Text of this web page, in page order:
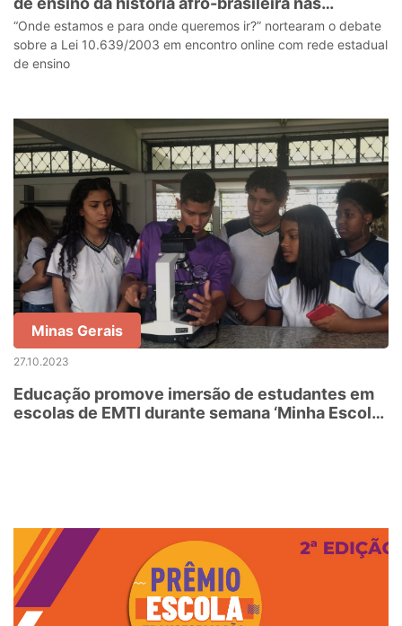
escolas
“Onde estamos e para onde queremos ir?” nortearam o debate
sobre a Lei 10.639/2003 em encontro online com rede estadual
de ensino
Minas Gerais
27.10.2023
Educação promove imersão de estudantes em
escolas de EMTI durante semana ‘Minha Escola